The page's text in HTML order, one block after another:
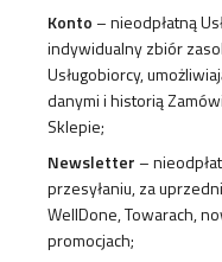
Konto – nieodpłatną
indywidualny zbiór
Usługobiorcy,
danymi i historią
Sklepie;
Newsletter –
przesyłaniu, za
WellDone, Towarach,
promocjach;